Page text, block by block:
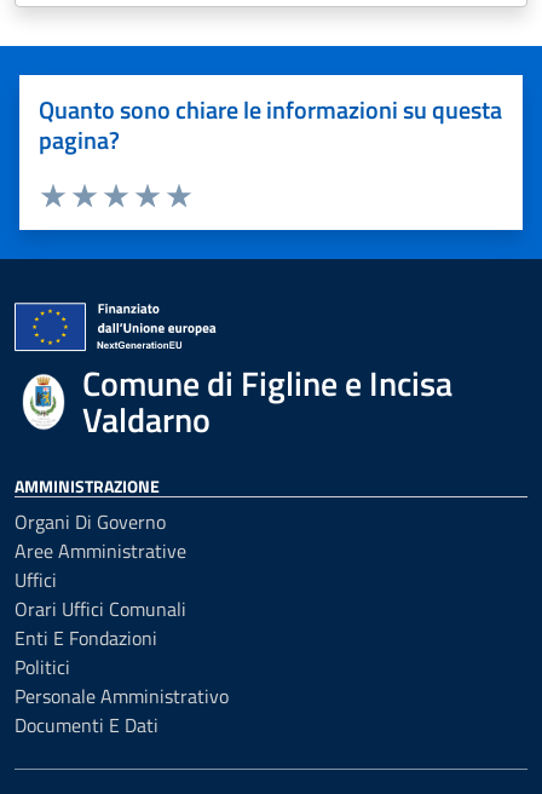
Quanto sono chiare le informazioni su questa
pagina?
Valuta 5 stelle su 5
Valuta 4 stelle su 5
Valuta 3 stelle su 5
Valuta 2 stelle su 5
Valuta 1 stelle su 5
Comune di Figline e Incisa
Valdarno
AMMINISTRAZIONE
Organi Di Governo
Aree Amministrative
Uffici
Orari Uffici Comunali
Enti E Fondazioni
Politici
Personale Amministrativo
Documenti E Dati